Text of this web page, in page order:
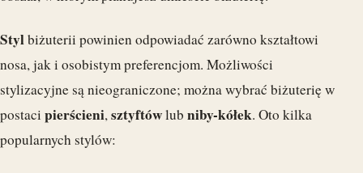
Stylbiżuterii powinien odpowiadać zarówno kształtowi
nosa, jak i osobistym preferencjom. Możliwości
stylizacyjne są nieograniczone; można wybrać biżuterię w
postaci pierścieni,sztyftówlub niby-kółek. Oto kilka
popularnych stylów: